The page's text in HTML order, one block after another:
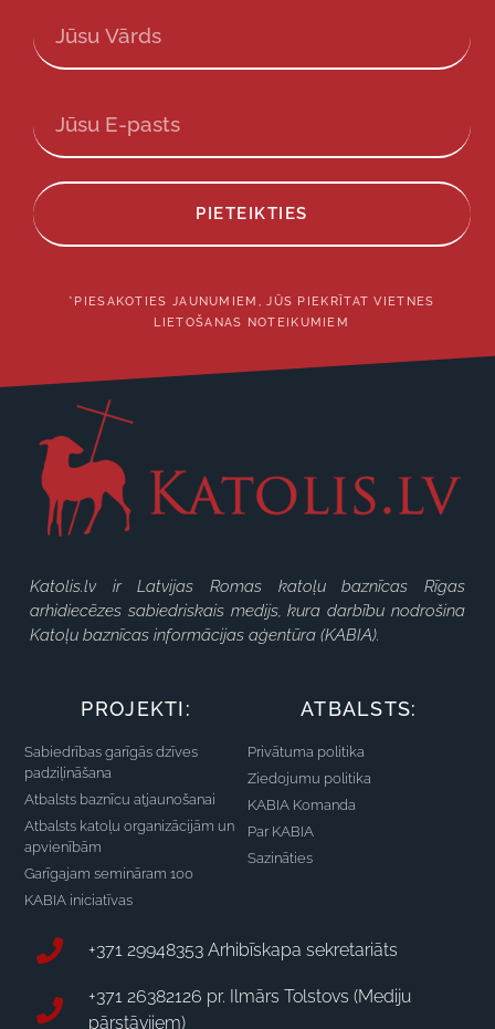
PIETEIKTIES
*PIESAKOTIES JAUNUMIEM, JŪS PIEKRĪTAT VIETNES
LIETOŠANAS NOTEIKUMIEM
Katolis.lv ir Latvijas Romas katoļu baznīcas Rīgas
arhidiecēzes sabiedriskais medijs, kura darbību nodrošina
Katoļu baznīcas informācijas aģentūra (KABIA).
PROJEKTI:
Sabiedrības garīgās dzīves
padziļināšana
Atbalsts baznīcu atjaunošanai
Atbalsts katoļu organizācijām un
apvienībām
Garīgajam semināram 100
KABIA iniciatīvas
ATBALSTS:
Privātuma politika
Ziedojumu politika
KABIA Komanda
Par KABIA
Sazināties
+371 29948353 Arhibīskapa sekretariāts
+371 26382126 pr. Ilmārs Tolstovs (Mediju
pārstāvjiem)